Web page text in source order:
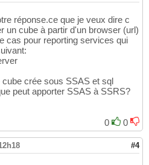
réponse.ce que je veux dire c
un cube à partir d'un browser (url)
cas pour reporting services qui
crée sous SSAS et sql
peut apporter SSAS à SSRS?
0
0
#4